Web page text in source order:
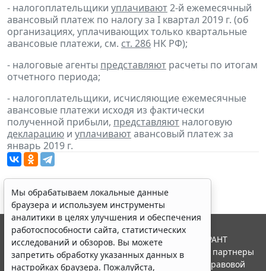
- налогоплательщики уплачивают2-й ежемесячный
авансовый платеж по налогу за I квартал 2019 г. (об
организациях, уплачивающих только квартальные
авансовые платежи, см. ст. 286 НК РФ);
- налоговые агенты представляют расчеты по итогам
отчетного периода;
- налогоплательщики, исчисляющие ежемесячные
авансовые платежи исходя из фактически
полученной прибыли, представляют налоговую
декларацию и уплачиваютавансовый платеж за
январь 2019 г.
Мы обрабатываем локальные данные
браузера и используем инструменты
аналитики в целях улучшения и обеспечения
работоспособности сайта, статистических
исследований и обзоров. Вы можете
запретить обработку указанных данных в
настройках браузера. Пожалуйста,
© ООО "НПП "ГАРАНТ-СЕРВИС", 2026. Система ГАРАНТ
выпускается с 1990 года. Компания "Гарант" и ее партнеры
являются участниками Российской ассоциации правовой